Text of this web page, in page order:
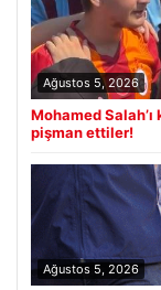
Ağustos 5, 2026
Mohamed
pişman ettiler!
Ağustos 5, 2026